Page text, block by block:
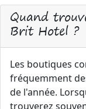
Quand
Brit Hotel ?
Les boutiques
fréquemment
de l'année.
trouverez